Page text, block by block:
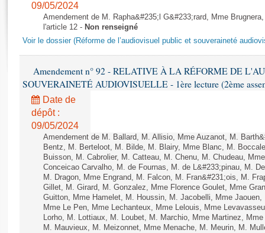
Rapports d'information
Rapports d'enquête
Rapports législatifs
Rapports sur l'application des lois
Baromètre de l’application des lois
Dossiers législatifs
Budget et sécurité sociale
Questions écrites et orales
Comptes rendus des débats
Liens vers les sites publics
09/05/2024
Amendement de M. Rapha&#235;l G&#233;rard, Mme
l'article 12 - Non renseigné
Voir le dossier (Réforme de l’audiovisuel public et souveraineté
Amendement n° 92 - RELATIVE À LA RÉFORME DE
SOUVERAINETÉ AUDIOVISUELLE - 1ère lecture (2ème
Date de
dépôt :
09/05/2024
Amendement de M. Ballard, M. Allisio, Mme Auzanot, M.
Bentz, M. Berteloot, M. Bilde, M. Blairy, Mme Blanc, M.
Buisson, M. Cabrolier, M. Catteau, M. Chenu, M. Chudeau,
Conceicao Carvalho, M. de Fournas, M. de L&#233;pinau, M.
M. Dragon, Mme Engrand, M. Falcon, M. Fran&#231;ois, M.
Gillet, M. Girard, M. Gonzalez, Mme Florence Goulet, Mme
Guitton, Mme Hamelet, M. Houssin, M. Jacobelli, Mme
Mme Le Pen, Mme Lechanteux, Mme Lelouis, Mme
Lorho, M. Lottiaux, M. Loubet, M. Marchio, Mme Martinez,
M. Mauvieux, M. Meizonnet, Mme Menache, M. Meurin, M.